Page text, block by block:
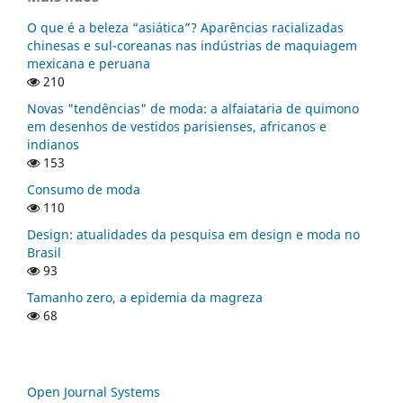
O que é a beleza “asiática”? Aparências racializadas
chinesas e sul-coreanas nas indústrias de maquiagem
mexicana e peruana
210
Novas "tendências" de moda: a alfaiataria de quimono
em desenhos de vestidos parisienses, africanos e
indianos
153
Consumo de moda
110
Design: atualidades da pesquisa em design e moda no
Brasil
93
Tamanho zero, a epidemia da magreza
68
Open Journal Systems